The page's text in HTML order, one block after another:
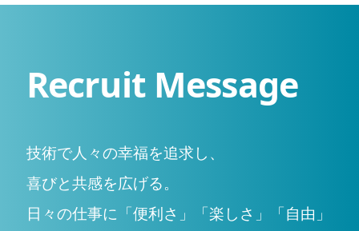
Recruit Message
技術で人々の幸福を追求し、
喜びと共感を広げる。
日々の仕事に「便利さ」「楽しさ」「自由」